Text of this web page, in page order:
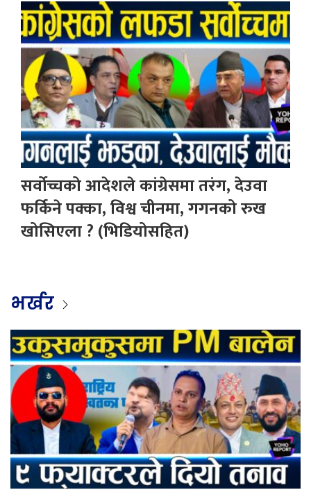
सर्वोच्चको आदेशले कांग्रेसमा तरंग, देउवा
फर्किने पक्का, विश्व चीनमा, गगनको रुख
खोसिएला ? (भिडियोसहित)
भर्खर